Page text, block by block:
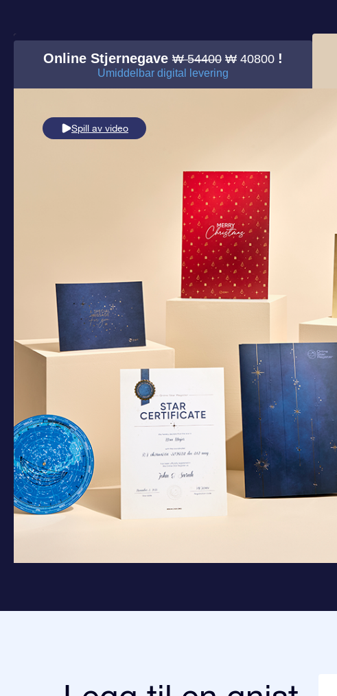
Online Stjernegave₩ 54400 ₩ 40800 !
Umiddelbar digital levering
Spill av video